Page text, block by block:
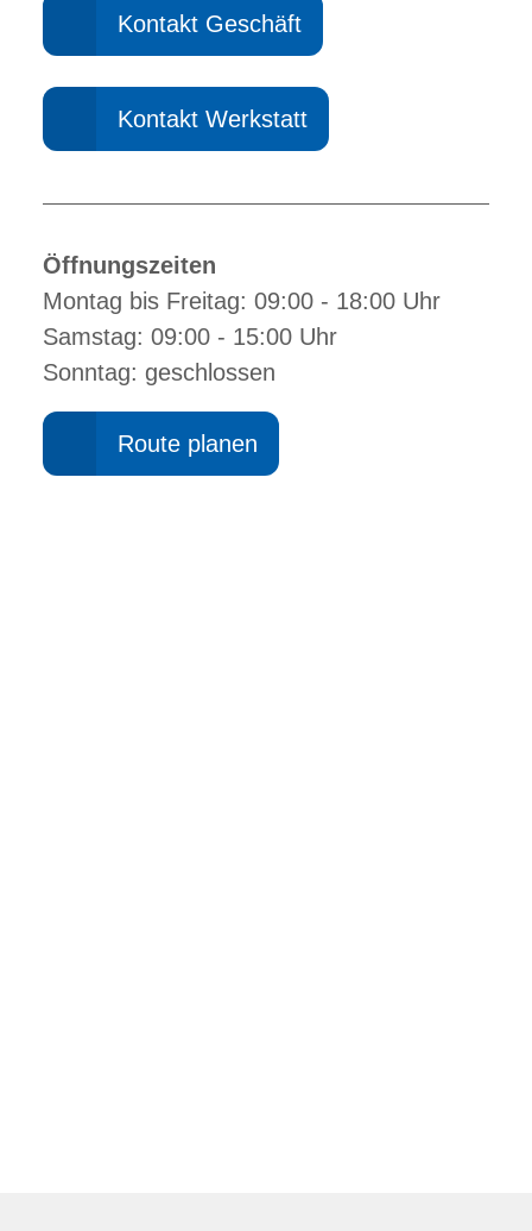
Kontakt Geschäft
Kontakt Werkstatt
Öffnungszeiten
Montag bis Freitag: 09:00 - 18:00 Uhr
Samstag: 09:00 - 15:00 Uhr
Sonntag: geschlossen
Route planen